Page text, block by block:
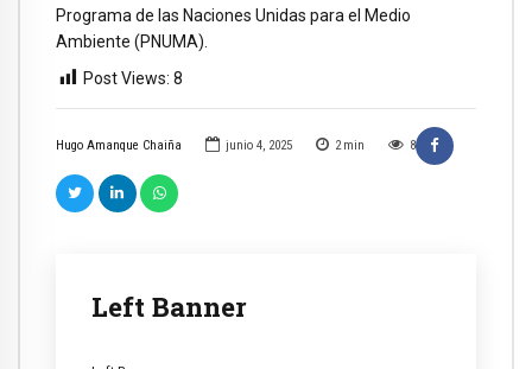
Hugo Amanque Chaiña junio 4, 2025 2 min 8
Left Banner
Programa de las Naciones Unidas para el Medio
Ambiente (PNUMA).
Post Views: 8